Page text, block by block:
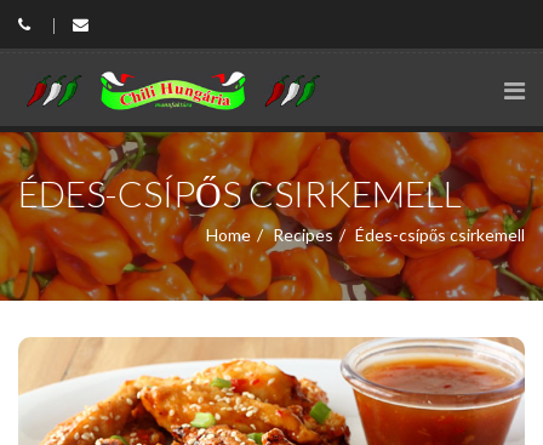
ÉDES-CSÍPŐS CSIRKEMELL
Home Recipes Édes-csípős csirkemell